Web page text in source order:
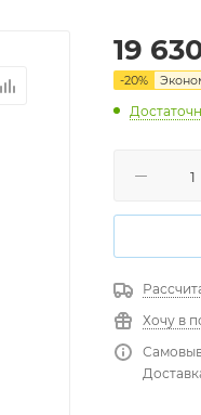
19
-20%
Хочу в